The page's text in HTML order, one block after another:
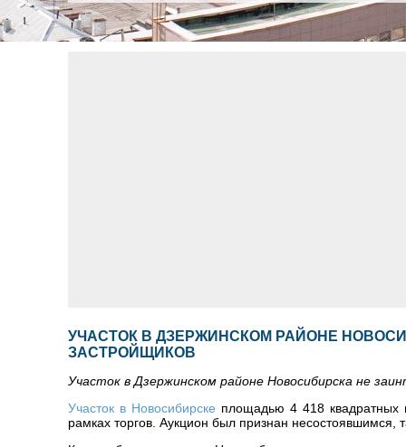
УЧАСТОК В ДЗЕРЖИНСКОМ РАЙОНЕ
ЗАСТРОЙЩИКОВ
Участок в Дзержинском районе Новосибирска не
Участок в Новосибирске площадью 4 418 квадратных
рамках торгов. Аукцион был признан несостоявшимся,